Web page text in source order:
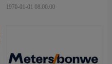
1970-01-01 08:00:00